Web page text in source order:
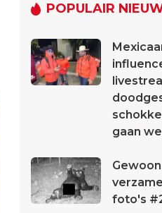
POPULAIR
gaan
foto's